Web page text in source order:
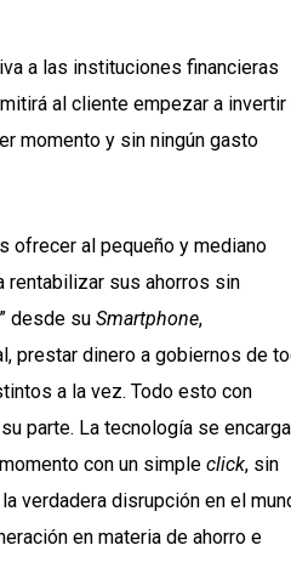
a las instituciones financieras
al cliente empezar a invertir
momento y sin ningún gasto
ofrecer al pequeño y mediano
rentabilizar sus ahorros sin
desde su Smartphone,
prestar dinero a gobiernos de
a la vez. Todo esto con
parte. La tecnología se
con un simple click, sin
verdadera disrupción en el
en materia de ahorro e